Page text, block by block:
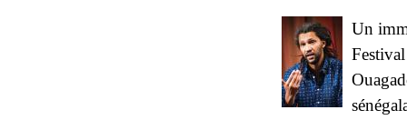
Un